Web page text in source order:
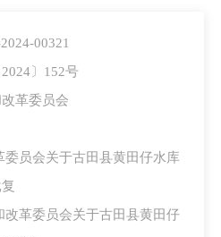
00321
〕152号
革委员会
员会关于古田县黄田仔水库
改革委员会关于古田县黄田仔